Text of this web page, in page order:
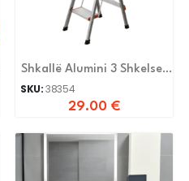
Shkallë Alumini 3 Shkelse
Lsd0103
SKU:38354
29.00 €